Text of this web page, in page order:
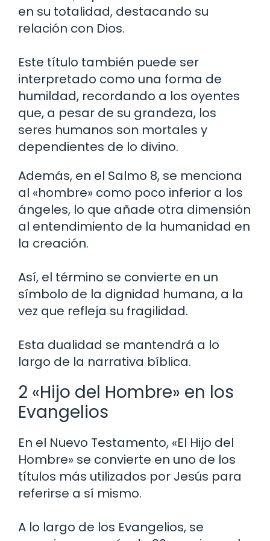
en su totalidad, destacando su
relación con Dios.
Este título también puede ser
interpretado como una forma de
humildad, recordando a los oyentes
que, a pesar de su grandeza, los
seres humanos son mortales y
dependientes de lo divino.
Además, en el Salmo 8, se menciona
al «hombre» como poco inferior a los
ángeles, lo que añade otra dimensión
al entendimiento de la humanidad en
la creación.
Así, el término se convierte en un
símbolo de la dignidad humana, a la
vez que refleja su fragilidad.
Esta dualidad se mantendrá a lo
largo de la narrativa bíblica.
2 «Hijo del Hombre» en los
Evangelios
En el Nuevo Testamento, «El Hijo del
Hombre» se convierte en uno de los
títulos más utilizados por Jesús para
referirse a sí mismo.
A lo largo de los Evangelios, se